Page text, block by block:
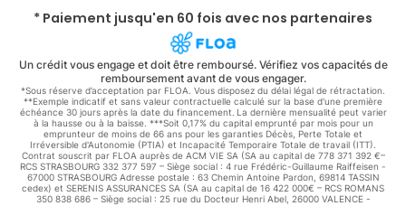
* Paiement jusqu'en 60 fois avec nos partenaires
Un crédit vous engage et doit être remboursé. Vérifiez vos capacités de
remboursement avant de vous engager.
*Sous réserve d’acceptation par FLOA. Vous disposez du délai légal de rétractation.
**Exemple indicatif et sans valeur contractuelle calculé sur la base d'une première
échéance 30 jours après la date du financement. La dernière mensualité peut varier
à la hausse ou à la baisse. ***Soit 0,17% du capital emprunté par mois pour un
emprunteur de moins de 66 ans pour les garanties Décès, Perte Totale et
Irréversible d'Autonomie (PTIA) et Incapacité Temporaire Totale de travail (ITT).
Contrat souscrit par FLOA auprès de ACM VIE SA (SA au capital de 778 371 392 €–
RCS STRASBOURG 332 377 597 – Siège social : 4 rue Frédéric-Guillaume Raiffeisen -
67000 STRASBOURG Adresse postale : 63 Chemin Antoine Pardon, 69814 TASSIN
cedex) et SERENIS ASSURANCES SA (SA au capital de 16 422 000€ – RCS ROMANS
350 838 686 – Siège social : 25 rue du Docteur Henri Abel, 26000 VALENCE -